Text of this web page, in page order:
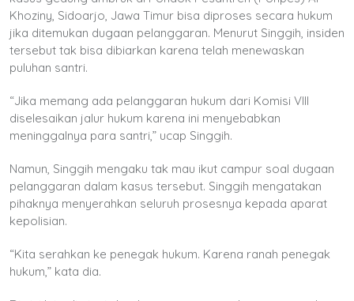
Khoziny, Sidoarjo, Jawa Timur bisa diproses secara hukum
jika ditemukan dugaan pelanggaran. Menurut Singgih, insiden
tersebut tak bisa dibiarkan karena telah menewaskan
puluhan santri.
“Jika memang ada pelanggaran hukum dari Komisi VIII
diselesaikan jalur hukum karena ini menyebabkan
meninggalnya para santri,” ucap Singgih.
Namun, Singgih mengaku tak mau ikut campur soal dugaan
pelanggaran dalam kasus tersebut. Singgih mengatakan
pihaknya menyerahkan seluruh prosesnya kepada aparat
kepolisian.
“Kita serahkan ke penegak hukum. Karena ranah penegak
hukum,” kata dia.